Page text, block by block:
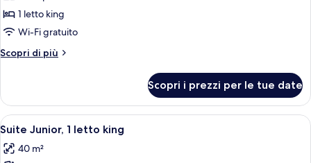
Camera
Superior,
letto
1 letto king
Wi-Fi gratuito
Scopri di più
Altri
Superior,
letto
Scopri i prezzi per le tue date
Apri
tutte
le
Una moderna scala con porte in
8
Suite Junior, 1 letto king
40 m²